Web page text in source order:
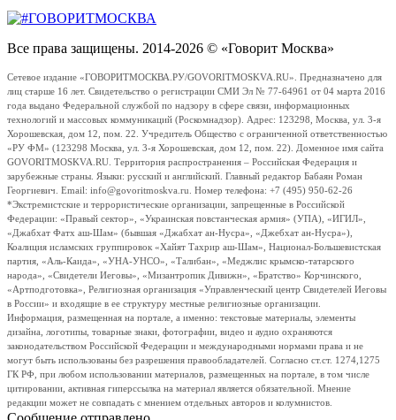
Все права защищены. 2014-2026 © «Говорит Москва»
Сетевое издание «ГОВОРИТМОСКВА.РУ/GOVORITMOSKVA.RU». Предназначено для
лиц старше 16 лет. Свидетельство о регистрации СМИ Эл № 77-64961 от 04 марта 2016
года выдано Федеральной службой по надзору в сфере связи, информационных
технологий и массовых коммуникаций (Роскомнадзор). Адрес: 123298, Москва, ул. 3-я
Хорошевская, дом 12, пом. 22. Учредитель Общество с ограниченной ответственностью
«РУ ФМ» (123298 Москва, ул. 3-я Хорошевская, дом 12, пом. 22). Доменное имя сайта
GOVORITMOSKVA.RU. Территория распространения – Российская Федерация и
зарубежные страны. Языки: русский и английский. Главный редактор Бабаян Роман
Георгиевич. Email: info@govoritmoskva.ru. Номер телефона: +7 (495) 950-62-26
*Экстремистские и террористические организации, запрещенные в Российской
Федерации: «Правый сектор», «Украинская повстанческая армия» (УПА), «ИГИЛ»,
«Джабхат Фатх аш-Шам» (бывшая «Джабхат ан-Нусра», «Джебхат ан-Нусра»),
Коалиция исламских группировок «Хайят Тахрир аш-Шам», Национал-Большевистская
партия, «Аль-Каида», «УНА-УНСО», «Талибан», «Меджлис крымско-татарского
народа», «Свидетели Иеговы», «Мизантропик Дивижн», «Братство» Корчинского,
«Артподготовка», Религиозная организация «Управленческий центр Свидетелей Иеговы
в России» и входящие в ее структуру местные религиозные организации.
Информация, размещенная на портале, а именно: текстовые материалы, элементы
дизайна, логотипы, товарные знаки, фотографии, видео и аудио охраняются
законодательством Российской Федерации и международными нормами права и не
могут быть использованы без разрешения правообладателей. Согласно ст.ст. 1274,1275
ГК РФ, при любом использовании материалов, размещенных на портале, в том числе
цитировании, активная гиперссылка на материал является обязательной. Мнение
редакции может не совпадать с мнением отдельных авторов и колумнистов.